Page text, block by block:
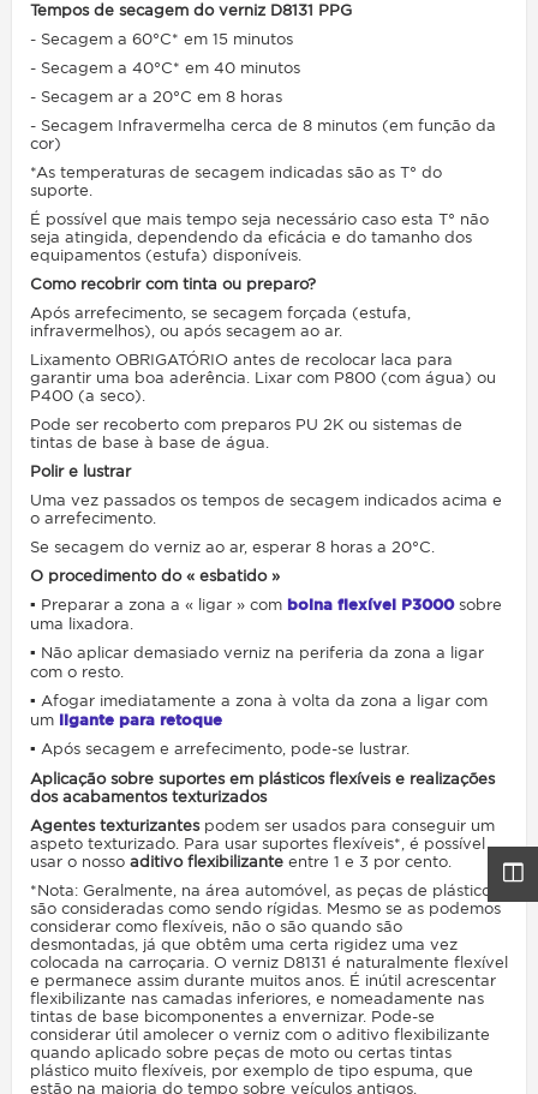
Tempos de secagem do verniz D8131 PPG
- Secagem a 60°C* em 15 minutos
- Secagem a 40°C* em 40 minutos
- Secagem ar a 20°C em 8 horas
- Secagem Infravermelha cerca de 8 minutos (em função da
cor)
*As temperaturas de secagem indicadas são as T° do
suporte.
É possível que mais tempo seja necessário caso esta T° não
seja atingida, dependendo da eficácia e do tamanho dos
equipamentos (estufa) disponíveis.
Como recobrir com tinta ou preparo?
Após arrefecimento, se secagem forçada (estufa,
infravermelhos), ou após secagem ao ar.
Lixamento OBRIGATÓRIO antes de recolocar laca para
garantir uma boa aderência. Lixar com P800 (com água) ou
P400 (a seco).
Pode ser recoberto com preparos PU 2K ou sistemas de
tintas de base à base de água.
Polir e lustrar
Uma vez passados os tempos de secagem indicados acima e
o arrefecimento.
Se secagem do verniz ao ar, esperar 8 horas a 20°C.
O procedimento do « esbatido »
▪ Preparar a zona a « ligar » com boina flexível P3000sobre
uma lixadora.
▪ Não aplicar demasiado verniz na periferia da zona a ligar
com o resto.
▪ Afogar imediatamente a zona à volta da zona a ligar com
um ligante para retoque
▪ Após secagem e arrefecimento, pode-se lustrar.
Aplicação sobre suportes em plásticos flexíveis e realizações
dos acabamentos texturizados
Agentes texturizantes podem ser usados para conseguir um
aspeto texturizado. Para usar suportes flexíveis*, é possível
usar o nosso aditivo flexibilizante entre 1 e 3 por cento.
*Nota: Geralmente, na área automóvel, as peças de plástico
são consideradas como sendo rígidas. Mesmo se as podemos
considerar como flexíveis, não o são quando são
desmontadas, já que obtêm uma certa rigidez uma vez
colocada na carroçaria. O verniz D8131 é naturalmente flexível
e permanece assim durante muitos anos. É inútil acrescentar
flexibilizante nas camadas inferiores, e nomeadamente nas
tintas de base bicomponentes a envernizar. Pode-se
considerar útil amolecer o verniz com o aditivo flexibilizante
quando aplicado sobre peças de moto ou certas tintas
plástico muito flexíveis, por exemplo de tipo espuma, que
estão na maioria do tempo sobre veículos antigos.